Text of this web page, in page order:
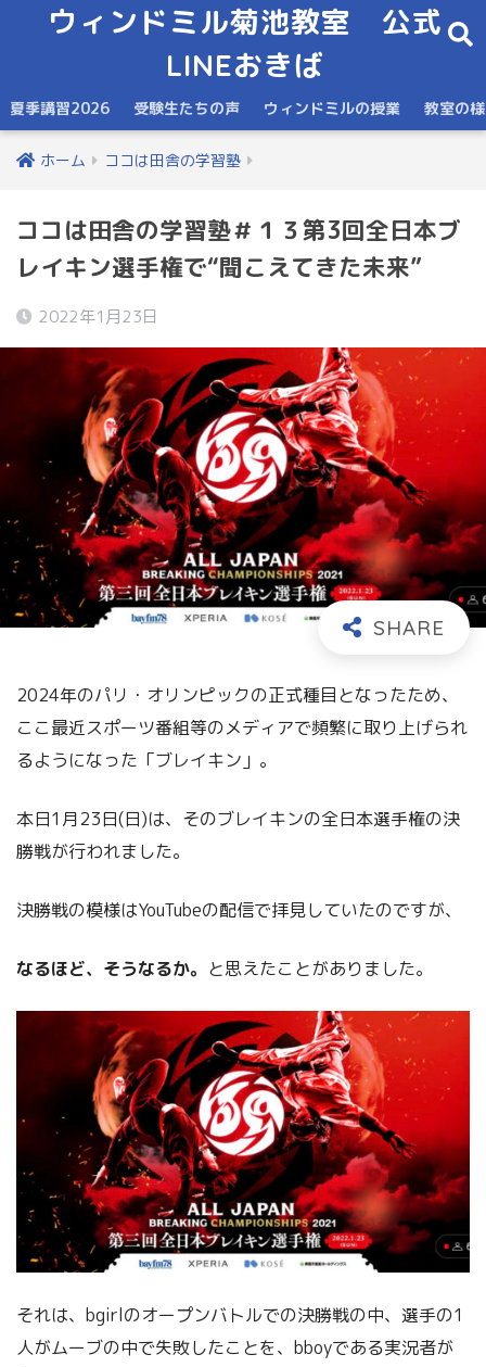
ウィンドミル菊池教室 公式
LINEおきば
夏季講習2026 受験生たちの声 ウィンドミルの授業 教室の
ホーム ココは田舎の学習塾
ココは田舎の学習塾＃１３第3回全日本ブ
レイキン選手権で“聞こえてきた未来”
2022年1月23日
2024年のパリ・オリンピックの正式種目となったため、
ここ最近スポーツ番組等のメディアで頻繁に取り上げられ
るようになった「ブレイキン」。
本日1月23日(日)は、そのブレイキンの全日本選手権の決
勝戦が行われました。
決勝戦の模様はYouTubeの配信で拝見していたのですが、
なるほど、そうなるか。 と思えたことがありました。
それは、bgirlのオープンバトルでの決勝戦の中、選手の1
人がムーブの中で失敗したことを、bboyである実況者が